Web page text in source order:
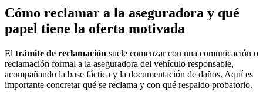
Cómo reclamar a la aseguradora y qué
papel tiene la oferta motivada
El trámite de reclamación suele comenzar con una comunicación o
reclamación formal a la aseguradora del vehículo responsable,
acompañando la base fáctica y la documentación de daños. Aquí es
importante concretar qué se reclama y con qué respaldo probatorio.